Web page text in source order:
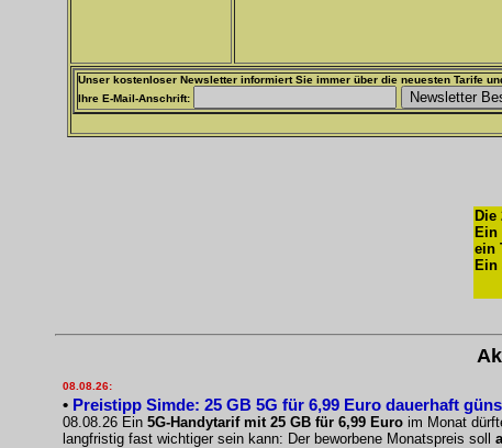
Unser kostenloser Newsletter informiert Sie immer über die neuesten Tarife
Ihre E-Mail-Anschrift:
Ein
ein
Ein
08.08.26:
• Preistipp Simde: 25 GB 5G für 6,99 Euro dauerhaft
08.08.26 Ein 5G-Handytarif mit 25 GB für 6,99 Euro im Monat
langfristig fast wichtiger sein kann: Der beworbene Monatspreis soll